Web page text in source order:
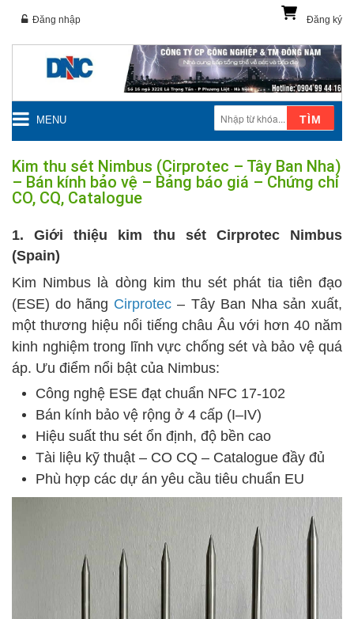
Đăng ký
Đăng nhập
MENU TÌM
Kim thu sét Nimbus (Cirprotec – Tây Ban Nha)
– Bán kính bảo vệ – Bảng báo giá – Chứng chỉ
CO, CQ, Catalogue
1. Giới thiệu kim thu sét Cirprotec Nimbus
(Spain)
Kim Nimbus là dòng kim thu sét phát tia tiên đạo
(ESE) do hãng Cirprotec – Tây Ban Nha sản xuất,
một thương hiệu nổi tiếng châu Âu với hơn 40 năm
kinh nghiệm trong lĩnh vực chống sét và bảo vệ quá
áp. Ưu điểm nổi bật của Nimbus:
Công nghệ ESE đạt chuẩn NFC 17-102
Bán kính bảo vệ rộng ở 4 cấp (I–IV)
Hiệu suất thu sét ổn định, độ bền cao
Tài liệu kỹ thuật – CO CQ – Catalogue đầy đủ
Phù hợp các dự án yêu cầu tiêu chuẩn EU